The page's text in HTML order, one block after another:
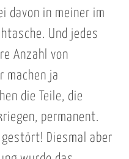
davon in meiner im
Und jedes
Anzahl von
machen ja
die Teile, die
permanent.
Diesmal aber